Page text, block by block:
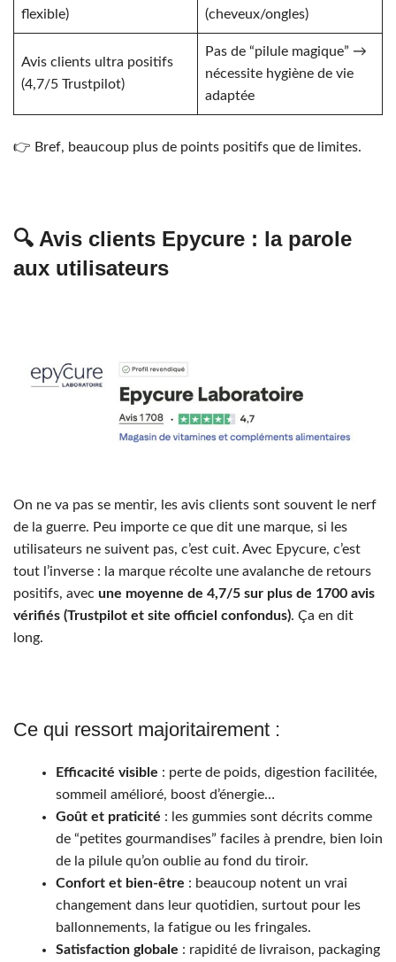
flexible)
(cheveux/ongles)
Avis clients ultra positifs
(4,7/5 Trustpilot)
Pas de “pilule magique” →
nécessite hygiène de vie
adaptée
👉 Bref, beaucoup plus de points positifs que de limites.
🔍 Avis clients Epycure : la parole
aux utilisateurs
On ne va pas se mentir, les avis clients sont souvent le nerf
de la guerre. Peu importe ce que dit une marque, si les
utilisateurs ne suivent pas, c’est cuit. Avec Epycure, c’est
tout l’inverse : la marque récolte une avalanche de retours
positifs, avec une moyenne de 4,7/5 sur plus de 1700 avis
vérifiés (Trustpilot et site officiel confondus). Ça en dit
long.
Ce qui ressort majoritairement :
Efficacité visible : perte de poids, digestion facilitée,
sommeil amélioré, boost d’énergie…
Goût et praticité : les gummies sont décrits comme
de “petites gourmandises” faciles à prendre, bien loin
de la pilule qu’on oublie au fond du tiroir.
Confort et bien-être : beaucoup notent un vrai
changement dans leur quotidien, surtout pour les
ballonnements, la fatigue ou les fringales.
Satisfaction globale : rapidité de livraison, packaging